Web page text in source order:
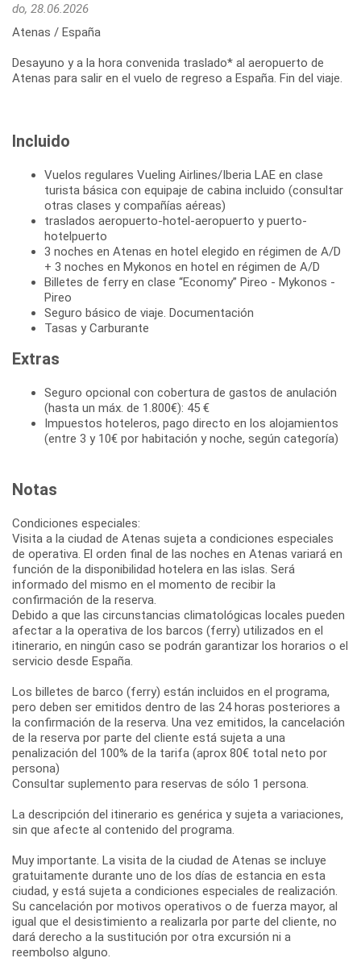
do, 28.06.2026
Atenas / España
Desayuno y a la hora convenida traslado* al aeropuerto de
Incluido
Vuelos regulares Vueling Airlines/Iberia LAE en clase
turista básica con equipaje de cabina incluido (consultar
otras clases y compañías aéreas)
traslados aeropuerto-hotel-aeropuerto y puerto-
hotelpuerto
3 noches en Atenas en hotel elegido en régimen de A/D
+ 3 noches en Mykonos en hotel en régimen de A/D
Billetes de ferry en clase “Economy” Pireo - Mykonos -
Pireo
Seguro básico de viaje. Documentación
Tasas y Carburante
Extras
Seguro opcional con cobertura de gastos de anulación
(hasta un máx. de 1.800€): 45 €
Impuestos hoteleros, pago directo en los alojamientos
(entre 3 y 10€ por habitación y noche, según categoría)
Notas
Condiciones especiales:
Visita a la ciudad de Atenas sujeta a condiciones especiales
de operativa. El orden final de las noches en Atenas variará en
función de la disponibilidad hotelera en las islas. Será
informado del mismo en el momento de recibir la
confirmación de la reserva.
Debido a que las circunstancias climatológicas locales pueden
afectar a la operativa de los barcos (ferry) utilizados en el
itinerario, en ningún caso se podrán garantizar los horarios o el
servicio desde España.
Los billetes de barco (ferry) están incluidos en el programa,
pero deben ser emitidos dentro de las 24 horas posteriores a
la confirmación de la reserva. Una vez emitidos, la cancelación
de la reserva por parte del cliente está sujeta a una
penalización del 100% de la tarifa (aprox 80€ total neto por
persona)
Consultar suplemento para reservas de sólo 1 persona.
La descripción del itinerario es genérica y sujeta a variaciones,
sin que afecte al contenido del programa.
Muy importante. La visita de la ciudad de Atenas se incluye
gratuitamente durante uno de los días de estancia en esta
ciudad, y está sujeta a condiciones especiales de realización.
Su cancelación por motivos operativos o de fuerza mayor, al
igual que el desistimiento a realizarla por parte del cliente, no
dará derecho a la sustitución por otra excursión ni a
reembolso alguno.